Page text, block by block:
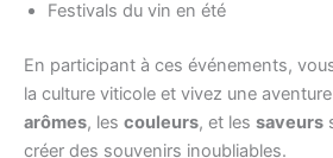
Festivals du vin en été
En participant à ces événements,
la culture viticole et vivez une
arômes, les couleurs, et les saveurs
créer des souvenirs inoubliables.